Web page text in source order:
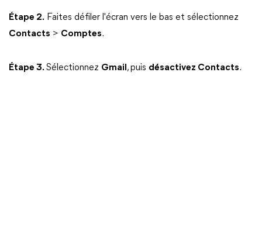
Étape 2. Faites défiler l'écran vers le bas et sélectionnez
Contacts > Comptes.
Étape 3. Sélectionnez Gmail , puis désactivez Contacts.